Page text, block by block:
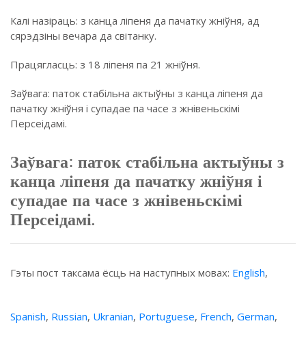
Калі назіраць: з канца ліпеня да пачатку жніўня, ад
сярэдзіны вечара да світанку.
Працягласць: з 18 ліпеня па 21 жніўня.
Заўвага: паток стабільна актыўны з канца ліпеня да
пачатку жніўня і супадае па часе з жнівеньскімі
Персеідамі.
Заўвага: паток стабільна актыўны з
канца ліпеня да пачатку жніўня і
супадае па часе з жнівеньскімі
Персеідамі.
Гэты пост таксама ёсць на наступных мовах: English,
Spanish, Russian, Ukranian, Portuguese, French, German,